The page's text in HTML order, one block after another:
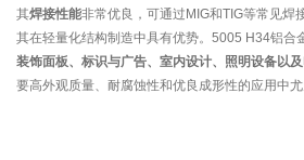
其焊接性能非常优良，可通过MIG和TIG等常见焊
其在轻量化结构制造中具有优势。5005 H34铝合
装饰面板、标识与广告、室内设计、照明设备以
要高外观质量、耐腐蚀性和优良成形性的应用中尤